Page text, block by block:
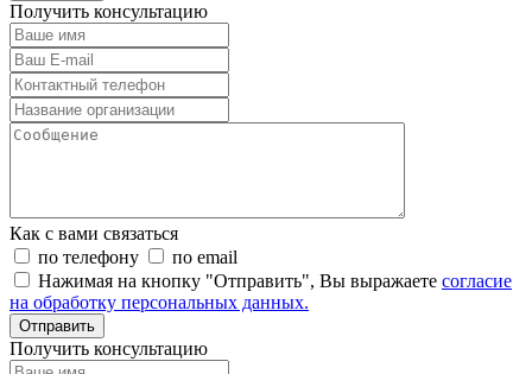
Получить консультацию
Как с вами связаться
по телефону
по email
Нажимая на кнопку "Отправить", Вы выражаете согласие
на обработку персональных данных.
Отправить
Получить консультацию